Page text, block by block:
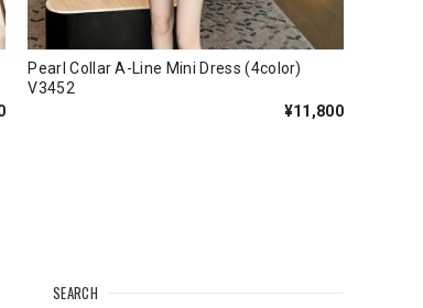
Pearl Collar A-Line Mini Dress (4color)
V3452
¥11,800
SEARCH